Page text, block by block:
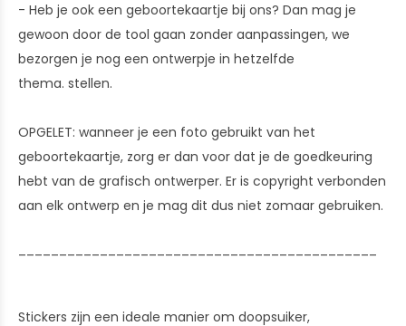
- Heb je ook een geboortekaartje bij ons? Dan mag je
gewoon door de tool gaan zonder aanpassingen, we
bezorgen je nog een ontwerpje in hetzelfde
thema. stellen.
OPGELET: wanneer je een foto gebruikt van het
geboortekaartje, zorg er dan voor dat je de goedkeuring
hebt van de grafisch ontwerper. Er is copyright verbonden
aan elk ontwerp en je mag dit dus niet zomaar gebruiken.
Stickers zijn een ideale manier om doopsuiker,